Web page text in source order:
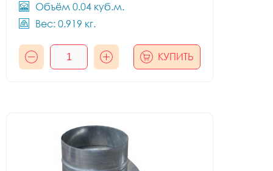
Объём 0.04 куб.м.
Вес: 0.919 кг.
КУПИТЬ